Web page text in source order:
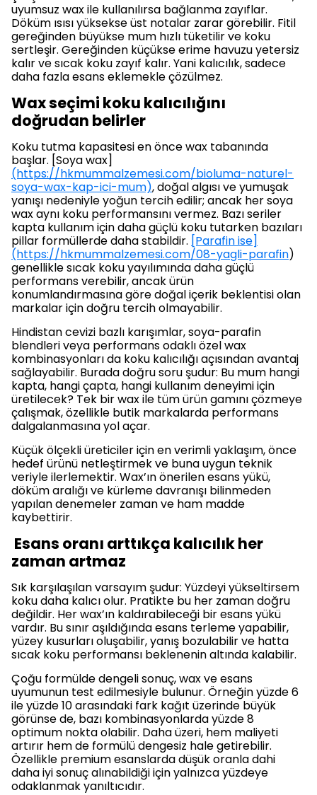
uyumsuz wax ile kullanılırsa bağlanma zayıflar.
Döküm ısısı yüksekse üst notalar zarar görebilir. Fitil
gereğinden büyükse mum hızlı tüketilir ve koku
sertleşir. Gereğinden küçükse erime havuzu yetersiz
kalır ve sıcak koku zayıf kalır. Yani kalıcılık, sadece
daha fazla esans eklemekle çözülmez.
Wax seçimi koku kalıcılığını
doğrudan belirler
Koku tutma kapasitesi en önce wax tabanında
başlar. [Soya wax]
(https://hkmummalzemesi.com/bioluma-naturel-
soya-wax-kap-ici-mum), doğal algısı ve yumuşak
yanışı nedeniyle yoğun tercih edilir; ancak her soya
wax aynı koku performansını vermez. Bazı seriler
kapta kullanım için daha güçlü koku tutarken bazıları
pillar formüllerde daha stabildir. [Parafin ise]
(https://hkmummalzemesi.com/08-yagli-parafin)
genellikle sıcak koku yayılımında daha güçlü
performans verebilir, ancak ürün
konumlandırmasına göre doğal içerik beklentisi olan
markalar için doğru tercih olmayabilir.
Hindistan cevizi bazlı karışımlar, soya-parafin
blendleri veya performans odaklı özel wax
kombinasyonları da koku kalıcılığı açısından avantaj
sağlayabilir. Burada doğru soru şudur: Bu mum hangi
kapta, hangi çapta, hangi kullanım deneyimi için
üretilecek? Tek bir wax ile tüm ürün gamını çözmeye
çalışmak, özellikle butik markalarda performans
dalgalanmasına yol açar.
Küçük ölçekli üreticiler için en verimli yaklaşım, önce
hedef ürünü netleştirmek ve buna uygun teknik
veriyle ilerlemektir. Wax’ın önerilen esans yükü,
döküm aralığı ve kürleme davranışı bilinmeden
yapılan denemeler zaman ve ham madde
kaybettirir.
Esans oranı arttıkça kalıcılık her
zaman artmaz
Sık karşılaşılan varsayım şudur: Yüzdeyi yükseltirsem
koku daha kalıcı olur. Pratikte bu her zaman doğru
değildir. Her wax’ın kaldırabileceği bir esans yükü
vardır. Bu sınır aşıldığında esans terleme yapabilir,
yüzey kusurları oluşabilir, yanış bozulabilir ve hatta
sıcak koku performansı beklenenin altında kalabilir.
Çoğu formülde dengeli sonuç, wax ve esans
uyumunun test edilmesiyle bulunur. Örneğin yüzde 6
ile yüzde 10 arasındaki fark kağıt üzerinde büyük
görünse de, bazı kombinasyonlarda yüzde 8
optimum nokta olabilir. Daha üzeri, hem maliyeti
artırır hem de formülü dengesiz hale getirebilir.
Özellikle premium esanslarda düşük oranla dahi
daha iyi sonuç alınabildiği için yalnızca yüzdeye
odaklanmak yanıltıcıdır.